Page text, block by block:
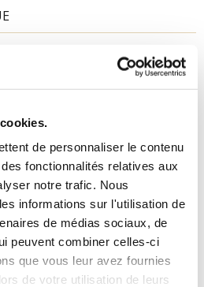
de personnaliser le contenu
fonctionnalités relatives aux
notre trafic. Nous
informations sur l'utilisation de
de médias sociaux, de
peuvent combiner celles-ci
que vous leur avez fournies
de votre utilisation de leurs